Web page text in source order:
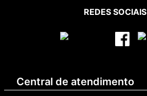
REDES SOCIAIS
Central de atendimento